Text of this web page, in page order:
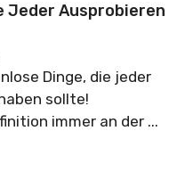
Jeder Ausprobieren
Dinge, die jeder
sollte!
immer an der ...